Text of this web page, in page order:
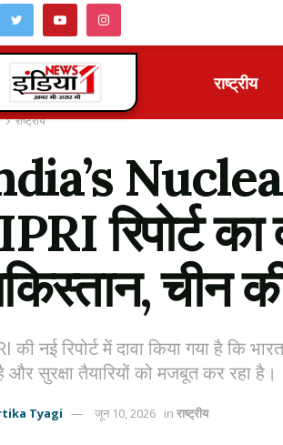
राष्ट्रीय
राष्ट्रीय
रिपोर्ट का
चीन
की नई रिपोर्ट में दावा किया गया है कि
और सुरक्षा तैयारियों को मजबूत कर रहा है।
Tyagi जून 10, 2026 in राष्ट्रीय